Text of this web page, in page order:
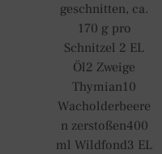
geschnitten, ca.
170 g pro
Schnitzel 2 EL
Öl2 Zweige
Thymian10
Wacholderbeere
n zerstoßen400
ml Wildfond3 EL